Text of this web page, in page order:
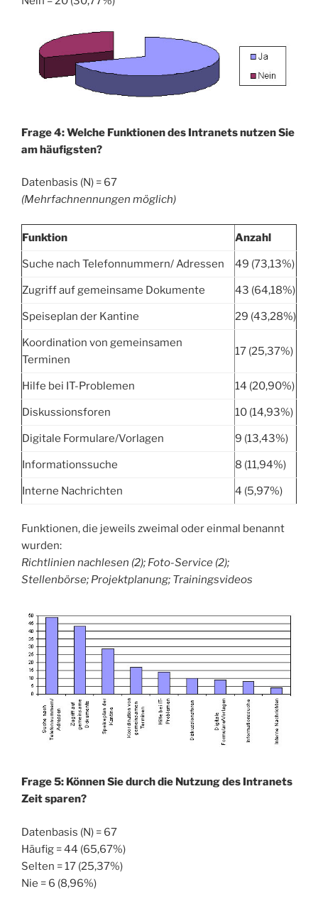
Frage 4: Welche Funktionen des Intranets nutzen Sie
am häufigsten?
Datenbasis (N) = 67
(Mehrfachnennungen möglich)
Funktion Anzahl
Suche nach Telefonnummern/ Adressen 49 (73,13%)
Zugriff auf gemeinsame Dokumente 43 (64,18%)
Speiseplan der Kantine 29 (43,28%)
Koordination von gemeinsamen
Terminen
17 (25,37%)
Hilfe bei IT-Problemen 14 (20,90%)
Diskussionsforen 10 (14,93%)
Digitale Formulare/Vorlagen 9 (13,43%)
Informationssuche 8 (11,94%)
Interne Nachrichten 4 (5,97%)
Funktionen, die jeweils zweimal oder einmal benannt
wurden:
Richtlinien nachlesen (2); Foto-Service (2);
Stellenbörse; Projektplanung; Trainingsvideos
Frage 5: Können Sie durch die Nutzung des Intranets
Zeit sparen?
Datenbasis (N) = 67
Häufig = 44 (65,67%)
Selten = 17 (25,37%)
Nie = 6 (8,96%)